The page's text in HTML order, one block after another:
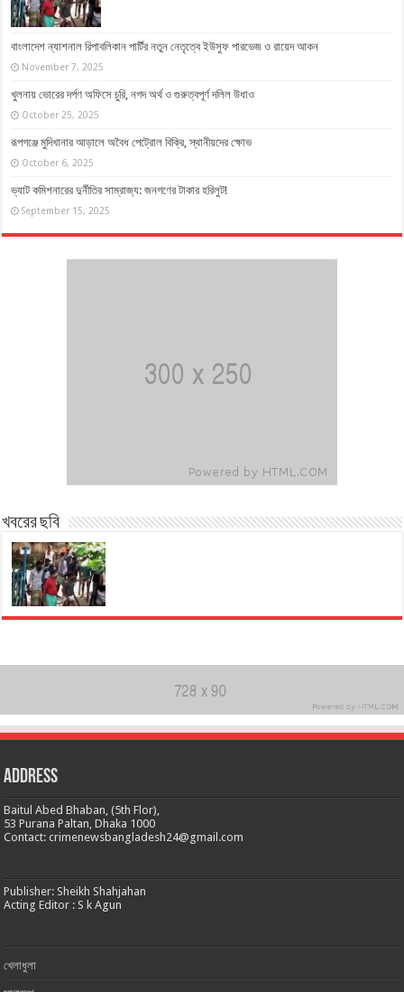
বাংলাদেশ ন্যাশনাল রিপাবলিকান পার্টির নতুন নেতৃত্বে ইউসুফ পারভেজ ও রায়েদ আকন
November 7, 2025
খুলনায় ভোরের দর্পণ অফিসে চুরি, নগদ অর্থ ও গুরুত্বপূর্ণ দলিল উধাও
October 25, 2025
রূপগঞ্জে মুদিখানার আড়ালে অবৈধ পেট্রোল বিক্রি, স্থানীয়দের ক্ষোভ
October 6, 2025
ভ্যাট কমিশনারের দুর্নীতির সাম্রাজ্য: জনগণের টাকার হরিলুট!
September 15, 2025
খবরের ছবি
Address
Baitul Abed Bhaban, (5th Flor),
53 Purana Paltan, Dhaka 1000
Contact: crimenewsbangladesh24@gmail.com
Publisher: Sheikh Shahjahan
Acting Editor : S k Agun
খেলাধুলা